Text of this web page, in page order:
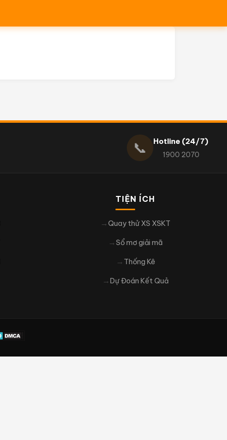
📞 Hotline (24/7)
1900 2070
TIỆN ÍCH
Quay thử XS XSKT
Sổ mơ giải mã
Thống Kê
Dự Đoán Kết Quả